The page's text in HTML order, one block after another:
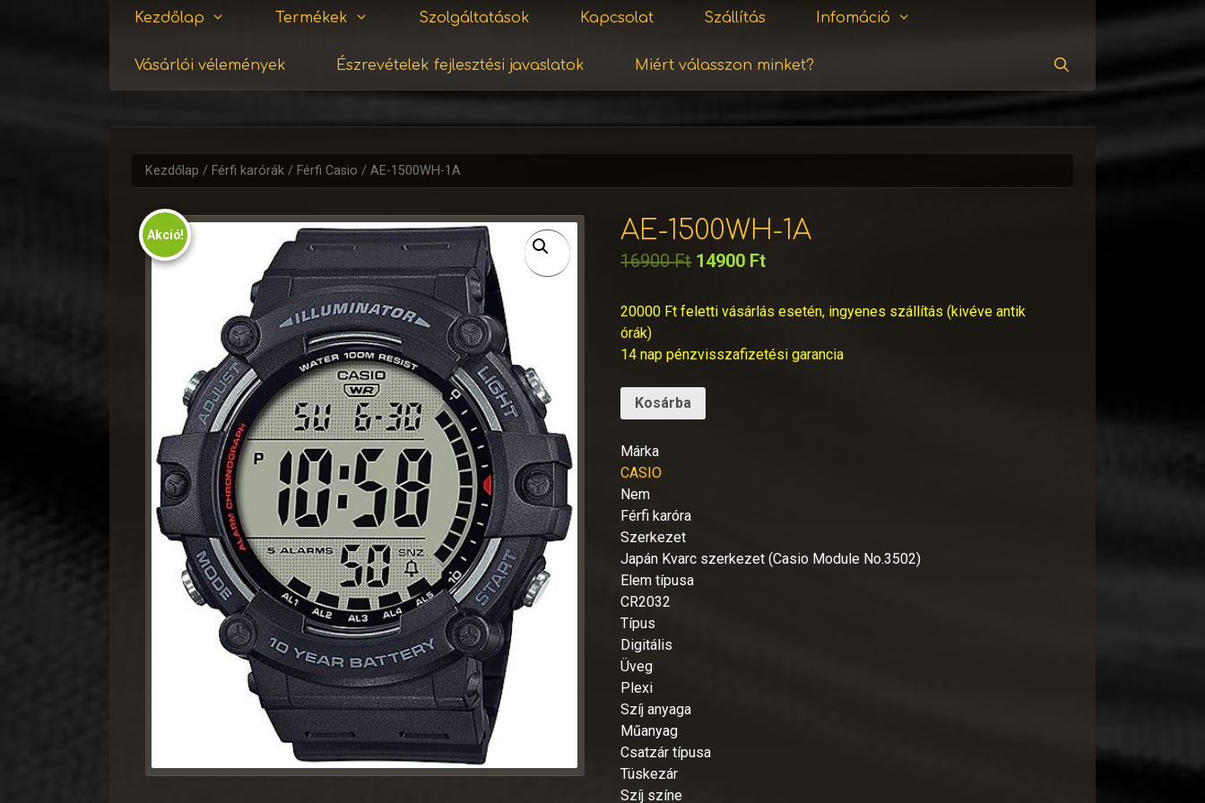
Kezdőlap Termékek Szolgáltatások Kapcsolat Szállítás Infomáció
Vásárlói vélemények Észrevételek fejlesztési javaslatok Miért válasszon minket?
Kezdőlap / Férfi karórák / Férfi Casio / AE-1500WH-1A
Akció! AE-1500WH-1A
16900Ft 14900 Ft
20000 Ft feletti vásárlás esetén, ingyenes szállítás (kivéve antik
órák)
14 nap pénzvisszafizetési garancia
Kosárba
Márka
CASIO
Nem
Férfi karóra
Szerkezet
Japán Kvarc szerkezet (Casio Module No.3502)
Elem típusa
CR2032
Típus
Digitális
Üveg
Plexi
Szíj anyaga
Műanyag
Csatzár típusa
Tüskezár
Szíj színe